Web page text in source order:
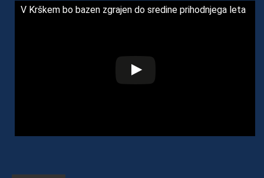
V Krškem bo bazen zgrajen do sredine prihodnjega leta